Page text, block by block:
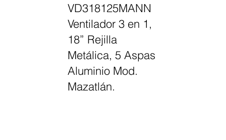
VD318125MANN
Ventilador 3 en 1,
18” Rejilla
Metálica, 5 Aspas
Aluminio Mod.
Mazatlán.